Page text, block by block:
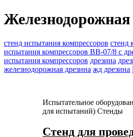
Железнодорожная
стенд испытания компрессоров стенд
испытания компрессоров ВВ-07/8 с
испытания компрессоров дрезина
железнодорожная дрезина жд дрезина
Испытательное
для испытаний) Стенды
Стенд для